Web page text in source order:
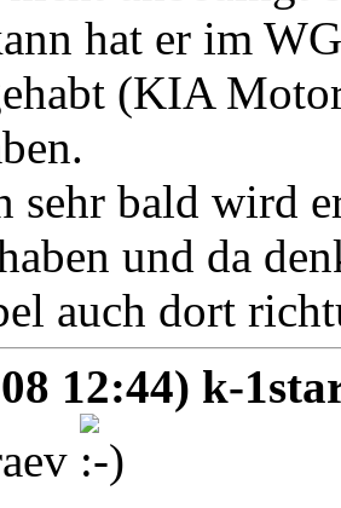
hat er im
(KIA
sehr bald wird
und da
auch dort
12:44) k-